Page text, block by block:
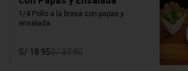
1/4 Pollo a la brasa con papas y
ensalada.
S/ 18.95S/ 37.90